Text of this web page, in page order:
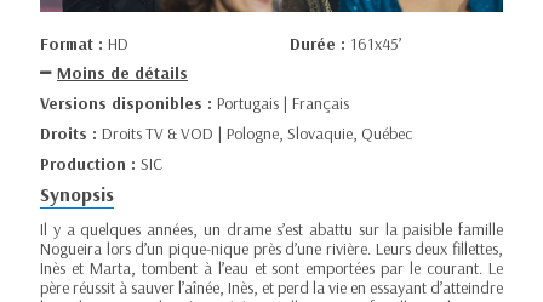
Format : HD Durée : 161x45’
Moins de détails
Versions disponibles : Portugais | Français
Droits : Droits TV & VOD | Pologne, Slovaquie, Québec
Production : SIC
Synopsis
Il y a quelques années, un drame s’est abattu sur la paisible famille
Nogueira lors d’un pique-nique près d’une rivière. Leurs deux fillettes,
Inès et Marta, tombent à l’eau et sont emportées par le courant. Le
père réussit à sauver l’aînée, Inès, et perd la vie en essayant d’atteindre